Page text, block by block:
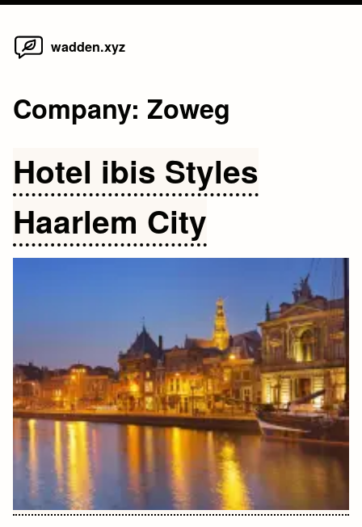
Skip
wadden.xyz
Company: Zoweg
Hotel ibis Styles
Haarlem City